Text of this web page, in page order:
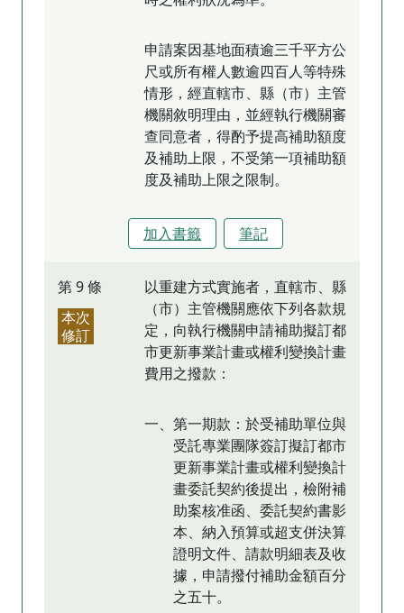
申請案因基地面積逾三千平方公
尺或所有權人數逾四百人等特殊
情形，經直轄市、縣（市）主管
機關敘明理由，並經執行機關審
查同意者，得酌予提高補助額度
及補助上限，不受第一項補助額
度及補助上限之限制。
加入書籤 筆記
第 9 條
本次
修訂
以重建方式實施者，直轄市、縣
（市）主管機關應依下列各款規
定，向執行機關申請補助擬訂都
市更新事業計畫或權利變換計畫
費用之撥款：
一、第一期款：於受補助單位與
受託專業團隊簽訂擬訂都市
更新事業計畫或權利變換計
畫委託契約後提出，檢附補
助案核准函、委託契約書影
本、納入預算或超支併決算
證明文件、請款明細表及收
據，申請撥付補助金額百分
之五十。